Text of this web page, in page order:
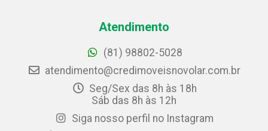
Atendimento
(81) 98802-5028
atendimento@credimoveisnovolar.com.br
Seg/Sex das 8h às 18h
Sáb das 8h às 12h
Siga nosso perfil no Instagram